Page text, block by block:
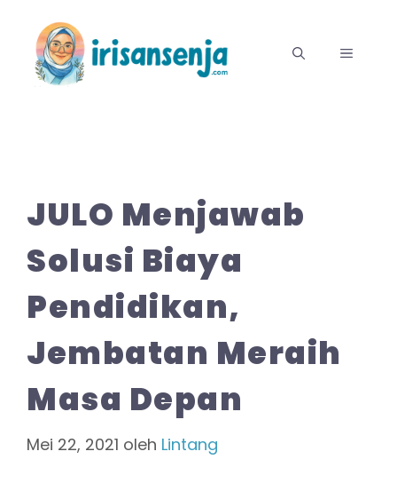
MENU
JULO Menjawab
Solusi Biaya
Pendidikan,
Jembatan Meraih
Masa Depan
Mei 22, 2021 oleh Lintang